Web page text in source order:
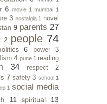
6 movie 1 mumbai 1
3 nostalgia 1 novel
9 parents 27
2 people 74
6 power 3
4 pune 1 reading
34 respect
2
7 safety 3 school 1
1 social media
11 spiritual 13